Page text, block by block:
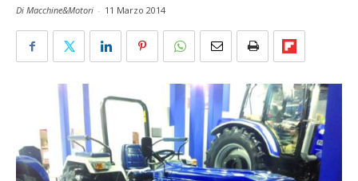
Di Macchine&Motori - 11 Marzo 2014